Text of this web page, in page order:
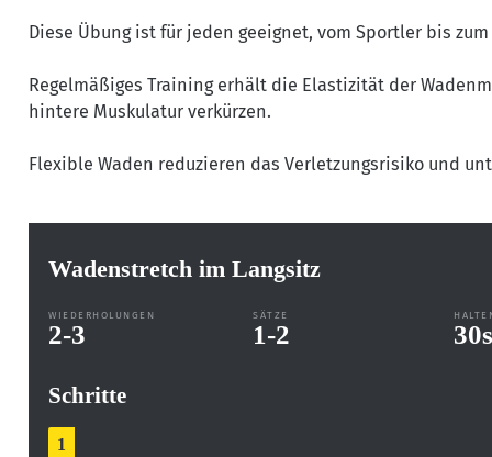
Diese Übung ist für jeden geeignet, vom Sportler bis
Regelmäßiges Training erhält die Elastizität der
hintere Muskulatur verkürzen.
Flexible Waden reduzieren das Verletzungsrisiko und
Wadenstretch im Langsitz
WIEDERHOLUNGEN
2-3
SÄTZE
1-2 30
Schritte
1